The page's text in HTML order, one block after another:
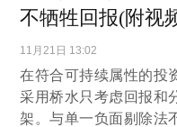
不牺牲回报(附视
11月21日 13:02
在符合可持续属性的投
采用桥水只考虑回报和
架。与单一负面剔除法